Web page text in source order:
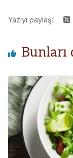
Yazıyı paylaş:
Bunları